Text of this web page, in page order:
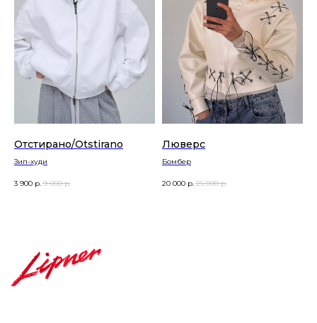
Отстирано/Otstirano
Зип-худи
3 900 р. 9 000 р.
Люверс
Бомбер
20 000 р. 25 000 р.